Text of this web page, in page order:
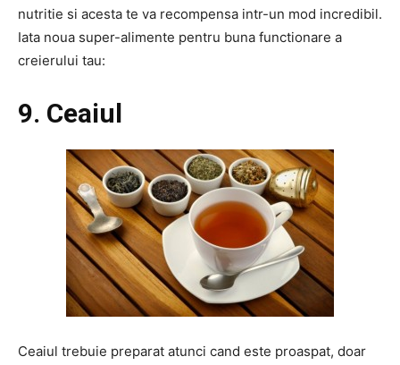
nutritie si acesta te va recompensa intr-un mod incredibil.
Iata noua super-alimente pentru buna functionare a
creierului tau:
9. Ceaiul
Ceaiul trebuie preparat atunci cand este proaspat, doar